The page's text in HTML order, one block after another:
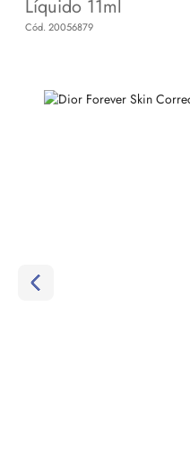
Líquido 11ml
Cód. 20056879